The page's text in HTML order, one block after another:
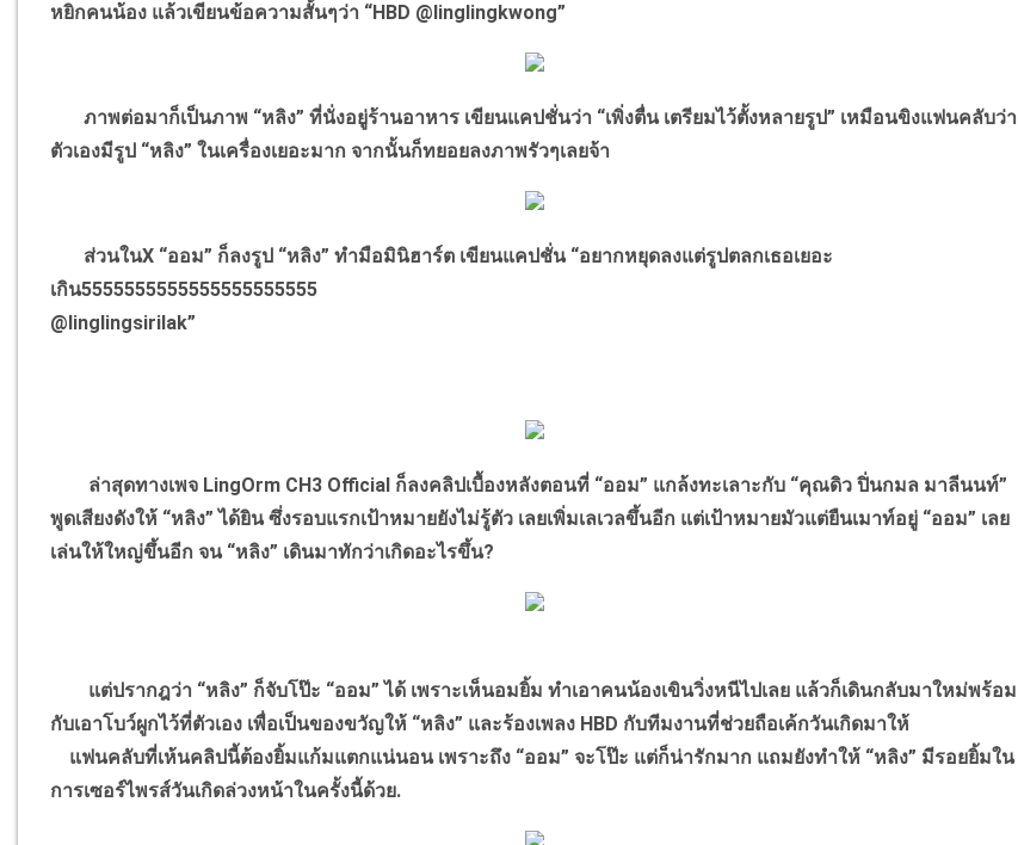
หยิกคนน้อง แล้วเขียนข้อความสั้นๆว่า “HBD @linglingkwong”
ภาพต่อมาก็เป็นภาพ “หลิง” ที่นั่งอยู่ร้านอาหาร เขียนแคปชั่นว่า “เพิ่งตื่น เตรียมไว้ตั้งหลายรูป” เหมือนขิงแฟนคลับว่า
ตัวเองมีรูป “หลิง” ในเครื่องเยอะมาก จากนั้นก็ทยอยลงภาพรัวๆเลยจ้า
ส่วนในX “ออม” ก็ลงรูป “หลิง” ทำมือมินิฮาร์ต เขียนแคปชั่น “อยากหยุดลงแต่รูปตลกเธอเยอะ
เกิน5555555555555555555555
@linglingsirilak”
ล่าสุดทางเพจ LingOrm CH3 Official ก็ลงคลิปเบื้องหลังตอนที่ “ออม” แกล้งทะเลาะกับ “คุณดิว ปิ่นกมล มาลีนนท์”
พูดเสียงดังให้ “หลิง” ได้ยิน ซึ่งรอบแรกเป้าหมายยังไม่รู้ตัว เลยเพิ่มเลเวลขึ้นอีก แต่เป้าหมายมัวแต่ยืนเมาท์อยู่ “ออม” เลย
เล่นให้ใหญ่ขึ้นอีก จน “หลิง” เดินมาทักว่าเกิดอะไรขึ้น?
แต่ปรากฎว่า “หลิง” ก็จับโป๊ะ “ออม” ได้ เพราะเห็นอมยิ้ม ทำเอาคนน้องเขินวิ่งหนีไปเลย แล้วก็เดินกลับมาใหม่พร้อม
กับเอาโบว์ผูกไว้ที่ตัวเอง เพื่อเป็นของขวัญให้ “หลิง” และร้องเพลง HBD กับทีมงานที่ช่วยถือเค้กวันเกิดมาให้
แฟนคลับที่เห้นคลิปนี้ต้องยิ้มแก้มแตกแน่นอน เพราะถึง “ออม” จะโป๊ะ แต่ก็น่ารักมาก แถมยังทำให้ “หลิง” มีรอยยิ้มใน
การเซอร์ไพรส์วันเกิดล่วงหน้าในครั้งนี้ด้วย.